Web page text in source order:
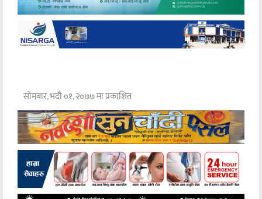
सोमबार, भदौ ०१, २०७७ मा प्रकाशित